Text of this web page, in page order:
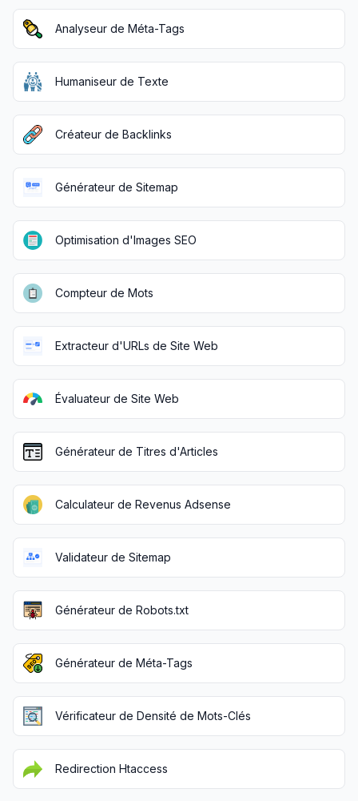
Analyseur de Méta-Tags
Humaniseur de Texte
Créateur de Backlinks
Générateur de Sitemap
Optimisation d'Images SEO
Compteur de Mots
Extracteur d'URLs de Site Web
Évaluateur de Site Web
Générateur de Titres d'Articles
Calculateur de Revenus Adsense
Validateur de Sitemap
Générateur de Robots.txt
Générateur de Méta-Tags
Vérificateur de Densité de Mots-Clés
Redirection Htaccess